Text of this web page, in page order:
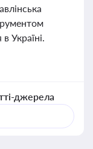
Україні.
джерела